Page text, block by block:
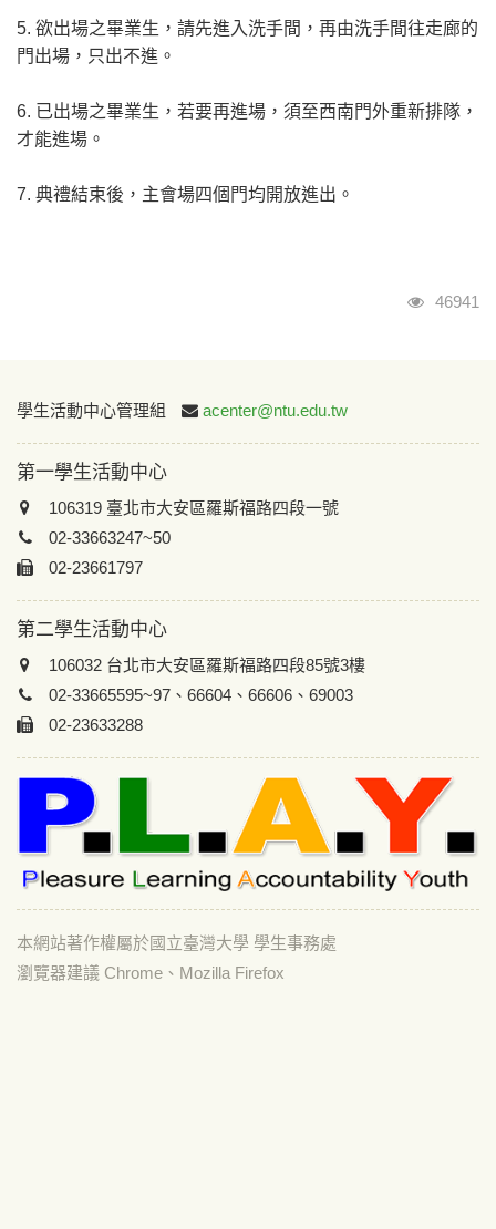
5. 欲出場之畢業生，請先進入洗手間，再由洗手間往走廊的
門出場，只出不進。
6. 已出場之畢業生，若要再進場，須至西南門外重新排隊，
才能進場。
7. 典禮結束後，主會場四個門均開放進出。
瀏覽人次
46941
:::
學生活動中心管理組 acenter@ntu.edu.tw
第一學生活動中心
106319 臺北市大安區羅斯福路四段一號
02-33663247~50
02-23661797
第二學生活動中心
106032 台北市大安區羅斯福路四段85號3樓
02-33665595~97、66604、66606、69003
02-23633288
本網站著作權屬於國立臺灣大學 學生事務處
瀏覽器建議 Chrome、Mozilla Firefox